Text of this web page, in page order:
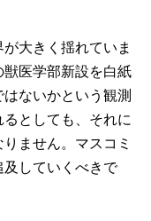
大きく揺れていま
医学部新設を白紙
ないかという観測
としても、それに
ません。マスコミ
していくべきで